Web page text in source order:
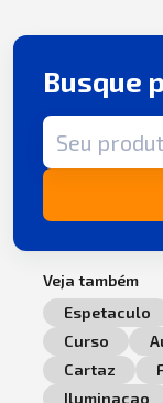
Busque
Termo de busca
Veja também
Espetaculo
Curso
Cartaz
Iluminacao